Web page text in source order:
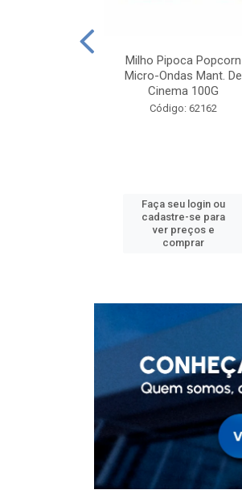
Milho Pipoca Popcorn
Micro-Ondas Mant. De
Cinema 100G
Código: 62162
Faça seu login ou
cadastre-se para
ver preços e
comprar